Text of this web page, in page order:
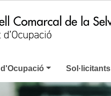
Sol·licitants